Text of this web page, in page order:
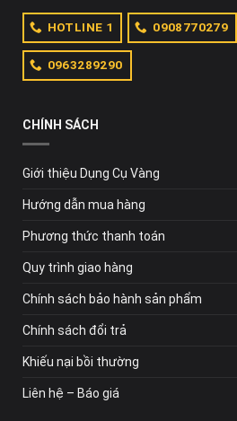
HOTLINE 1 0908770279
0963289290
CHÍNH SÁCH
Giới thiệu Dụng Cụ Vàng
Hướng dẫn mua hàng
Phương thức thanh toán
Quy trình giao hàng
Chính sách bảo hành sản phẩm
Chính sách đổi trả
Khiếu nại bồi thường
Liên hệ – Báo giá